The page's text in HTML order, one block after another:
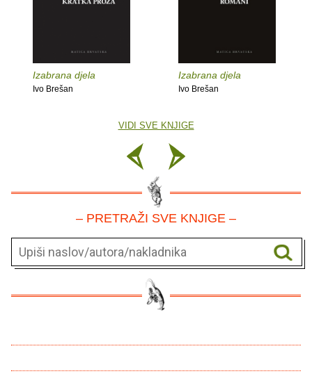
Izabrana djela
Ivo Brešan
Izabrana djela
Ivo Brešan
VIDI SVE KNJIGE
– PRETRAŽI SVE KNJIGE –